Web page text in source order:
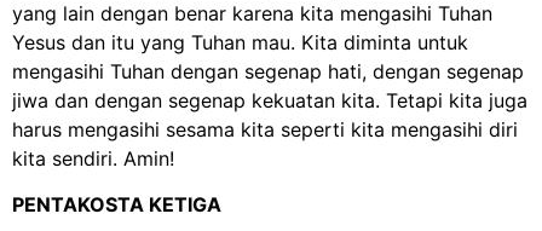
yang lain dengan benar karena kita mengasihi Tuhan
Yesus dan itu yang Tuhan mau. Kita diminta untuk
mengasihi Tuhan dengan segenap hati, dengan segenap
jiwa dan dengan segenap kekuatan kita. Tetapi kita juga
harus mengasihi sesama kita seperti kita mengasihi diri
kita sendiri. Amin!
PENTAKOSTA KETIGA